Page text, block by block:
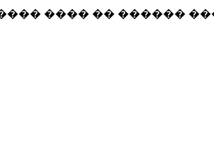
���� �� ������